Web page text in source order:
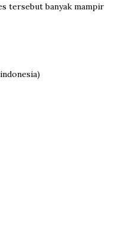
tersebut banyak mampir